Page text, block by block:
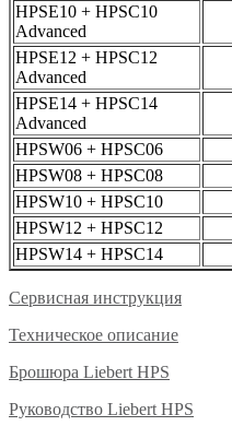
HPSE10 + HPSC10
Advanced
HPSE12 + HPSC12
Advanced
HPSE14 + HPSC14
Advanced
HPSW06 + HPSC06
HPSW08 + HPSC08
HPSW10 + HPSC10
HPSW12 + HPSC12
HPSW14 + HPSC14
Сервисная инструкция
Техническое описание
Брошюра Liebert HPS
Руководство Liebert HPS